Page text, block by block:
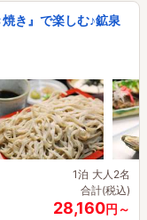
き』で楽しむ♪鉱泉
1泊 大人2名
合計(税込)
28,160円～